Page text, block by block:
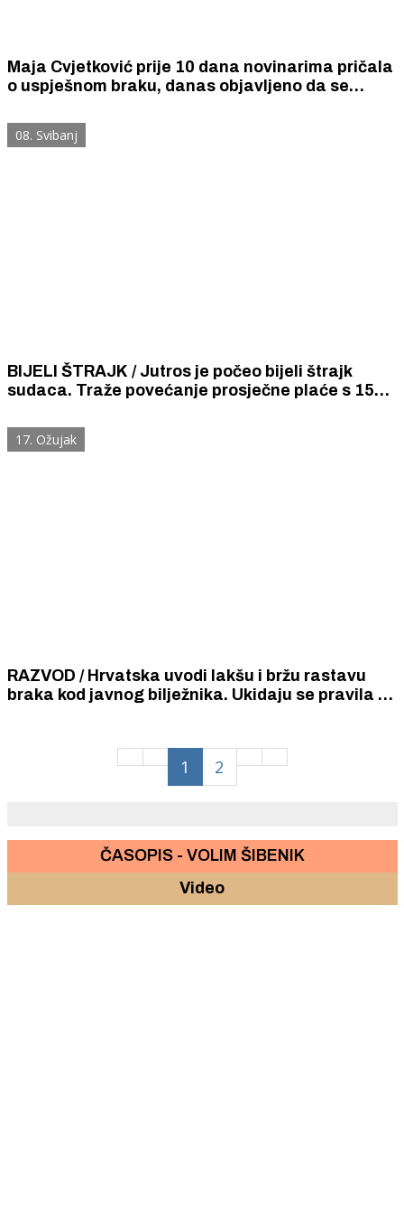
Maja Cvjetković prije 10 dana novinarima pričala
o uspješnom braku, danas objavljeno da se
08. Svibanj
BIJELI ŠTRAJK / Jutros je počeo bijeli štrajk
sudaca. Traže povećanje prosječne plaće s 1522
17. Ožujak
RAZVOD / Hrvatska uvodi lakšu i bržu rastavu
braka kod javnog bilježnika. Ukidaju se pravila za
1 2
ČASOPIS - VOLIM ŠIBENIK
Video